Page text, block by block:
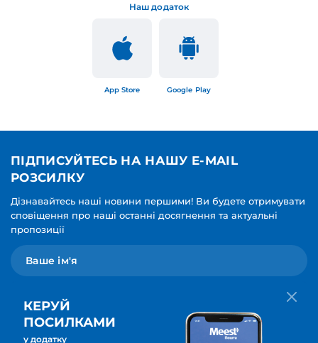
Наш додаток
App Store Google Play
ПІДПИСУЙТЕСЬ НА НАШУ E-MAIL
РОЗСИЛКУ
Дізнавайтесь наші новини першими! Ви будете отримувати
сповіщення про наші останні досягнення та актуальні
пропозиції
КЕРУЙ
ПОСИЛКАМИ
у додатку